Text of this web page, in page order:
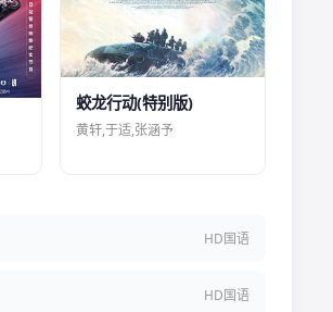
蛟龙行动(特别版)
黄轩,于适,张涵予
HD国语
HD国语